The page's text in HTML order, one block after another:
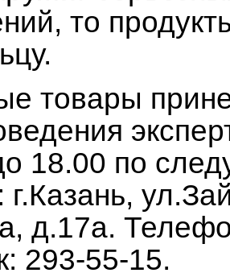
то
товары
18.00 по
г.Казань,
д.17а.
293-55-15.